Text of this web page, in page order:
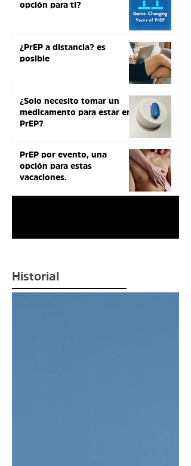
opción para ti?
¿PrEP a distancia? es
posible
¿Solo necesito tomar un
medicamento para estar en
PrEP?
PrEP por evento, una
opción para estas
vacaciones.
Historial